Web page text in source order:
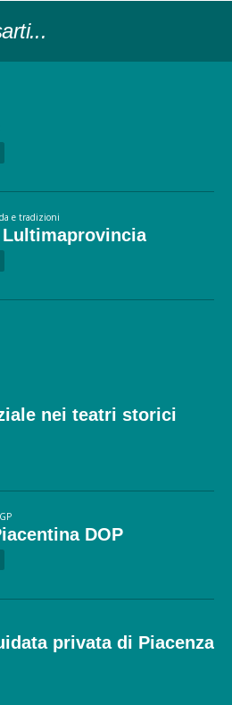
e tradizioni
nei teatri storici
DOP
privata di Piacenza